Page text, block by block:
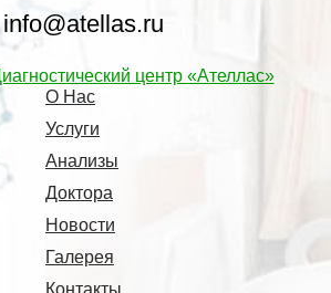
info@atellas.ru
О Нас
Услуги
Анализы
Доктора
Новости
Галерея
Контакты